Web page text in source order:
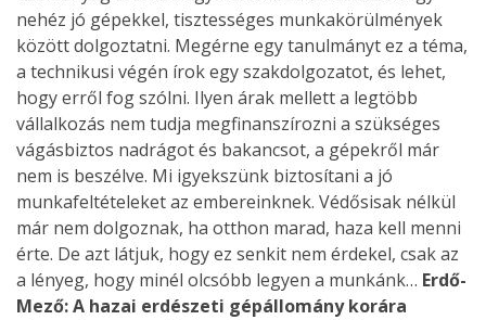
nehéz jó gépekkel, tisztességes munkakörülmények
között dolgoztatni. Megérne egy tanulmányt ez a téma,
a technikusi végén írok egy szakdolgozatot, és lehet,
hogy erről fog szólni. Ilyen árak mellett a legtöbb
vállalkozás nem tudja megfinanszírozni a szükséges
vágásbiztos nadrágot és bakancsot, a gépekről már
nem is beszélve. Mi igyekszünk biztosítani a jó
munkafeltételeket az embereinknek. Védősisak nélkül
már nem dolgoznak, ha otthon marad, haza kell menni
érte. De azt látjuk, hogy ez senkit nem érdekel, csak az
a lényeg, hogy minél olcsóbb legyen a munkánk… Erdő-
Mező: A hazai erdészeti gépállomány korára